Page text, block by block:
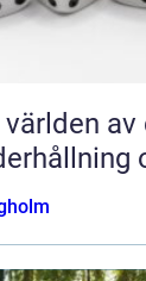
av